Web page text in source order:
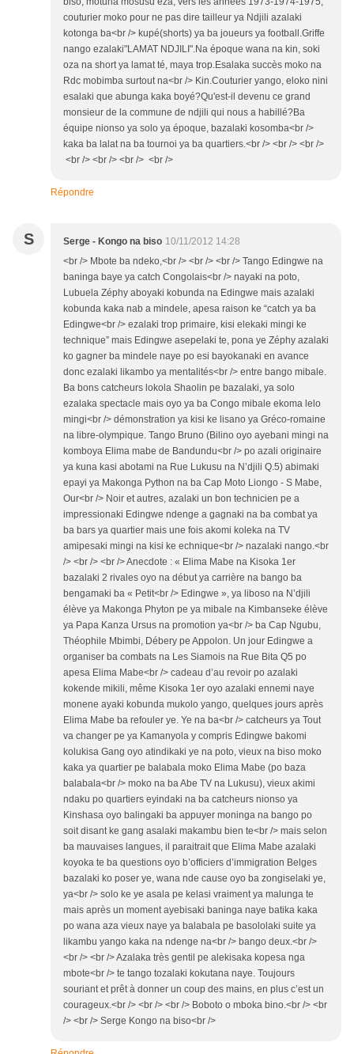
couturier moko pour ne pas dire tailleur ya Ndjili azalaki
kotonga ba<br /> kupé(shorts) ya ba joueurs ya football.Griffe
nango ezalaki"LAMAT NDJILI".Na époque wana na kin, soki
oza na short ya lamat té, maya trop.Esalaka succès moko na
Rdc mobimba surtout na<br /> Kin.Couturier yango, eloko nini
esalaki que abunga kaka boyé?Qu'est-il devenu ce grand
monsieur de la commune de ndjili qui nous a habillé?Ba
équipe nionso ya solo ya époque, bazalaki kosomba<br />
kaka ba lalat na ba tournoi ya ba quartiers.<br /> <br /> <br />
<br /> <br /> <br /> <br />
Répondre
S Serge - Kongo na biso 10/11/2012 14:28
<br /> Mbote ba ndeko,<br /> <br /> <br /> Tango Edingwe na
baninga baye ya catch Congolais<br /> nayaki na poto,
Lubuela Zéphy aboyaki kobunda na Edingwe mais azalaki
kobunda kaka nab a mindele, apesa raison ke “catch ya ba
Edingwe<br /> ezalaki trop primaire, kisi elekaki mingi ke
technique” mais Edingwe asepelaki te, pona ye Zéphy azalaki
ko gagner ba mindele naye po esi bayokanaki en avance
donc ezalaki likambo ya mentalités<br /> entre bango mibale.
Ba bons catcheurs lokola Shaolin pe bazalaki, ya solo
ezalaka spectacle mais oyo ya ba Congo mibale ekoma lelo
mingi<br /> démonstration ya kisi ke lisano ya Gréco-romaine
na libre-olympique. Tango Bruno (Bilino oyo ayebani mingi na
komboya Elima mabe de Bandundu<br /> po azali originaire
ya kuna kasi abotami na Rue Lukusu na N’djili Q.5) abimaki
epayi ya Makonga Python na ba Cap Moto Liongo - S Mabe,
Our<br /> Noir et autres, azalaki un bon technicien pe a
impressionaki Edingwe ndenge a gagnaki na ba combat ya
ba bars ya quartier mais une fois akomi koleka na TV
amipesaki mingi na kisi ke echnique<br /> nazalaki nango.<br
/> <br /> <br /> Anecdote : « Elima Mabe na Kisoka 1er
bazalaki 2 rivales oyo na début ya carrière na bango ba
bengamaki ba « Petit<br /> Edingwe », ya liboso na N’djili
élève ya Makonga Phyton pe ya mibale na Kimbanseke élève
ya Papa Kanza Ursus na promotion ya<br /> ba Cap Ngubu,
Théophile Mbimbi, Débery pe Appolon. Un jour Edingwe a
organiser ba combats na Les Siamois na Rue Bita Q5 po
apesa Elima Mabe<br /> cadeau d’au revoir po azalaki
kokende mikili, même Kisoka 1er oyo azalaki ennemi naye
monene ayaki kobunda mukolo yango, quelques jours après
Elima Mabe ba refouler ye. Ye na ba<br /> catcheurs ya Tout
va changer pe ya Kamanyola y compris Edingwe bakomi
kolukisa Gang oyo atindikaki ye na poto, vieux na biso moko
kaka ya quartier pe balabala moko Elima Mabe (po baza
balabala<br /> moko na ba Abe TV na Lukusu), vieux akimi
ndaku po quartiers eyindaki na ba catcheurs nionso ya
Kinshasa oyo balingaki ba appuyer moninga na bango po
soit disant ke gang asalaki makambu bien te<br /> mais selon
ba mauvaises langues, il paraitrait que Elima Mabe azalaki
koyoka te ba questions oyo b’officiers d’immigration Belges
bazalaki ko poser ye, wana nde cause oyo ba zongiselaki ye,
ya<br /> solo ke ye asala pe kelasi vraiment ya malunga te
mais après un moment ayebisaki baninga naye batika kaka
po wana aza vieux naye ya balabala pe basololaki suite ya
likambu yango kaka na ndenge na<br /> bango deux.<br />
<br /> <br /> Azalaka très gentil pe alekisaka kopesa nga
mbote<br /> te tango tozalaki kokutana naye. Toujours
souriant et prêt à donner un coup des mains, en plus c’est un
courageux.<br /> <br /> <br /> Boboto o mboka bino.<br /> <br
/> <br /> Serge Kongo na biso<br />